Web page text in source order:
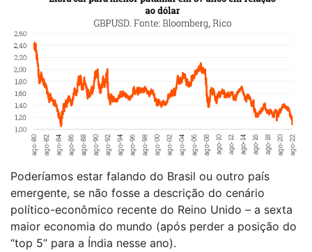
Poderíamos estar falando do Brasil ou outro país
emergente, se não fosse a descrição do cenário
político-econômico recente do Reino Unido – a sexta
maior economia do mundo (após perder a posição do
“top 5” para a Índia nesse ano).